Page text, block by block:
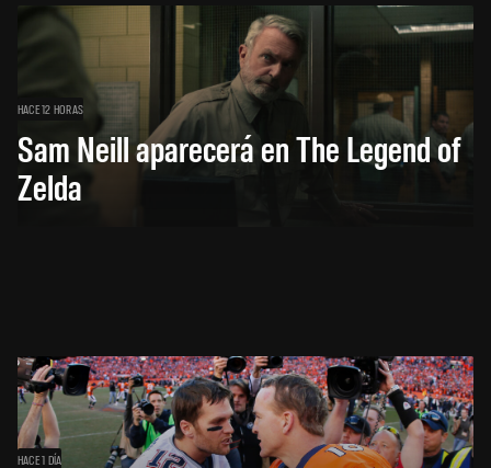
HACE 12 HORAS
Sam Neill aparecerá en The Legend of
Zelda
HACE 1 DÍA